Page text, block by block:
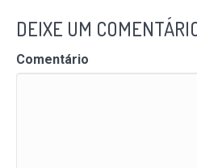
DEIXE UM
Comentário